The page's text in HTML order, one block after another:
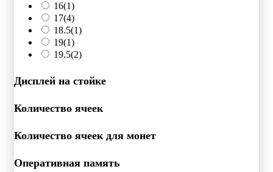
16(1)
17(4)
18.5(1)
19(1)
19.5(2)
Дисплей на стойке
Количество ячеек
Количество ячеек для монет
Оперативная память